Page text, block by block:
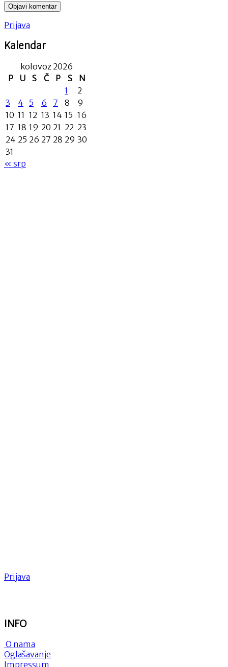
Prijava
Kalendar
kolovoz 2026
P
U S Č P S
N
1
2
3
4 5 6 7 8
9
10 11 12 13 14 15 16
17 18 19 20 21 22 23
24 25 26 27 28 29 30
31
« srp
Prijava
INFO
O nama
Oglašavanje
Impressum